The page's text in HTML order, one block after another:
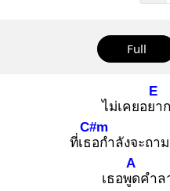
Full
ไม่เคยอยา
E
ที่เธอ
C#m
กำลังจะถา
เธอพูด
A
คำล